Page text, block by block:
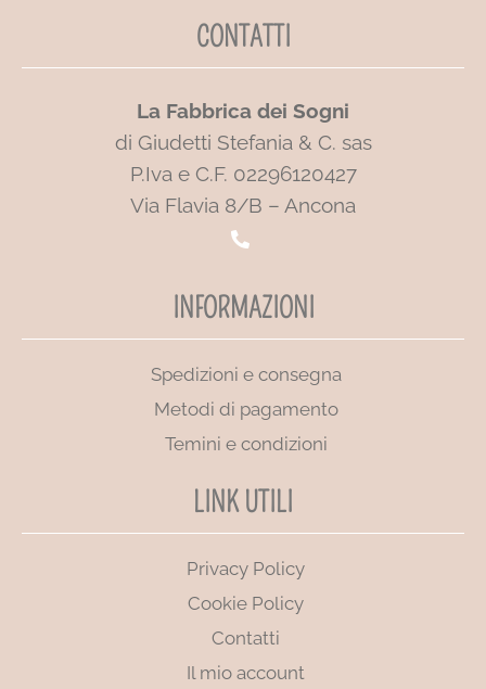
CONTATTI
La Fabbrica dei Sogni
di Giudetti Stefania & C. sas
P.Iva e C.F. 02296120427
Via Flavia 8/B – Ancona
INFORMAZIONI
Spedizioni e consegna
Metodi di pagamento
Temini e condizioni
LINK UTILI
Privacy Policy
Cookie Policy
Contatti
Il mio account